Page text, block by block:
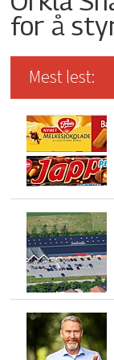
for å
Mest lest: